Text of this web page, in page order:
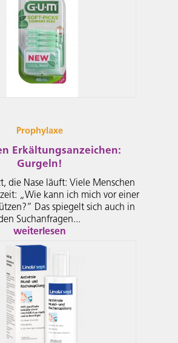
Prophylaxe
Erkältungsanzeichen:
Gurgeln!
die Nase läuft: Viele Menschen
„Wie kann ich mich vor einer
Das spiegelt sich auch in
Suchanfragen...
weiterlesen